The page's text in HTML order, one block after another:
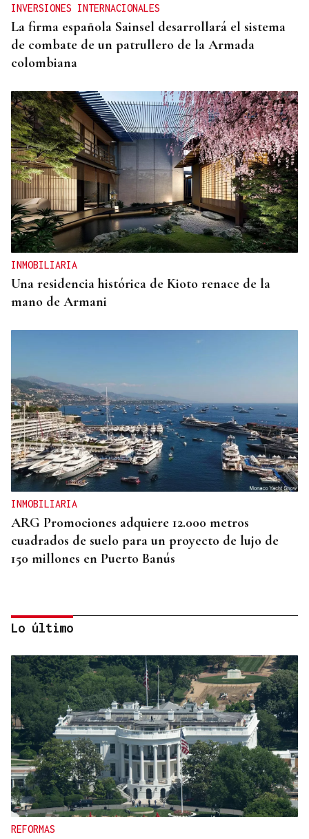
INVERSIONES INTERNACIONALES
La firma española Sainsel desarrollará el sistema
de combate de un patrullero de la Armada
colombiana
INMOBILIARIA
Una residencia histórica de Kioto renace de la
mano de Armani
INMOBILIARIA
ARG Promociones adquiere 12.000 metros
cuadrados de suelo para un proyecto de lujo de
150 millones en Puerto Banús
INMOBILIARIA
La vivienda se dispara en el centro de Madrid:
crece el doble que los salarios en la última década
Lo último
REFORMAS